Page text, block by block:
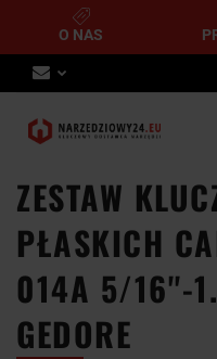
O NAS
ZESTAW
PŁASKICH
014A 5/16''-
GEDORE